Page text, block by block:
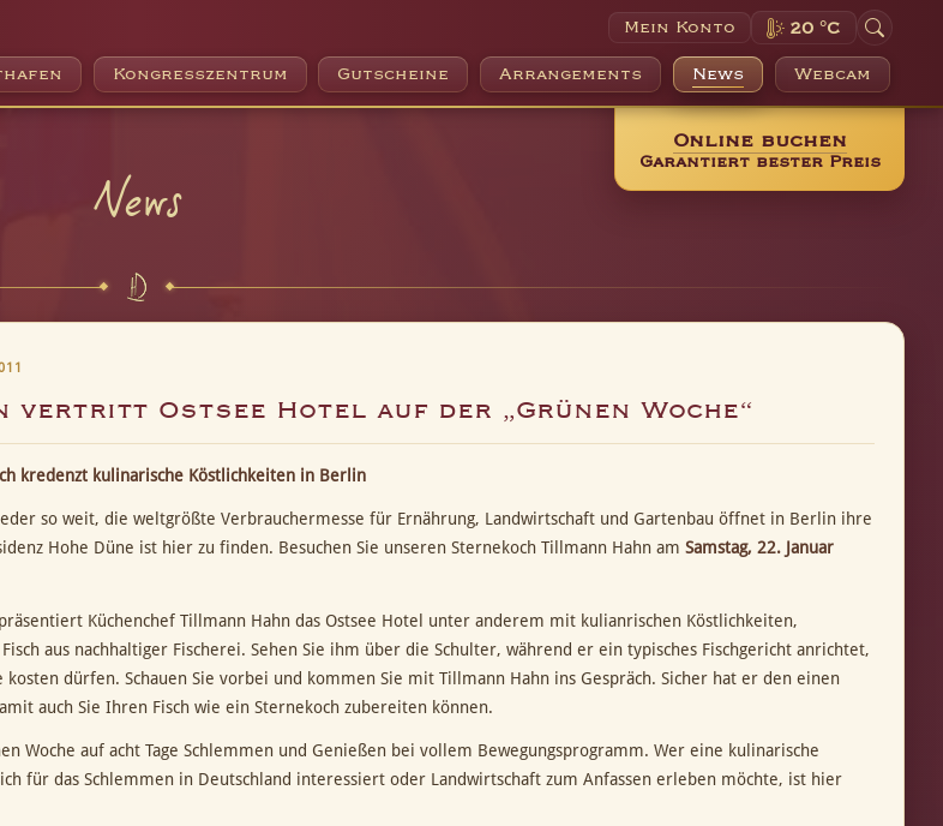
Kongresszentrum Gutscheine Arrangements News Webcam
Mein Konto 20 °C
Online buchen
Garantiert bester Preis
News
vertritt Ostsee Hotel auf der „Grünen Woche“
kredenzt kulinarische Köstlichkeiten in Berlin
so weit, die weltgrößte Verbrauchermesse für Ernährung, Landwirtschaft und Gartenbau öffnet in Berlin ihre
Hohe Düne ist hier zu finden. Besuchen Sie unseren Sternekoch Tillmann Hahn am Samstag, 22. Januar
Küchenchef Tillmann Hahn das Ostsee Hotel unter anderem mit kulianrischen Köstlichkeiten,
aus nachhaltiger Fischerei. Sehen Sie ihm über die Schulter, während er ein typisches Fischgericht anrichtet,
kosten dürfen. Schauen Sie vorbei und kommen Sie mit Tillmann Hahn ins Gespräch. Sicher hat er den einen
auch Sie Ihren Fisch wie ein Sternekoch zubereiten können.
Woche auf acht Tage Schlemmen und Genießen bei vollem Bewegungsprogramm. Wer eine kulinarische
für das Schlemmen in Deutschland interessiert oder Landwirtschaft zum Anfassen erleben möchte, ist hier